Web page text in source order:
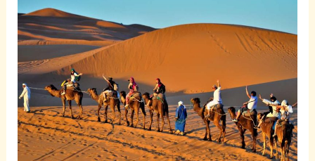
5
dias
marruecos
marrakech
zagora
y
merzouga